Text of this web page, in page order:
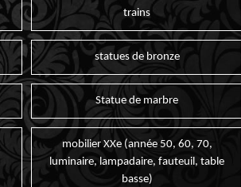
trains
statues de bronze
Statue de marbre
mobilier XXe (année 50, 60, 70,
luminaire, lampadaire, fauteuil, table
basse)